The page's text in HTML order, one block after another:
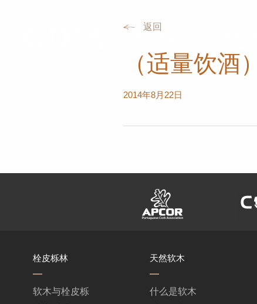
返回
（适量饮酒
2014年8月22日
栓皮栎林
软木与栓皮栎
天然软木
什么是软木